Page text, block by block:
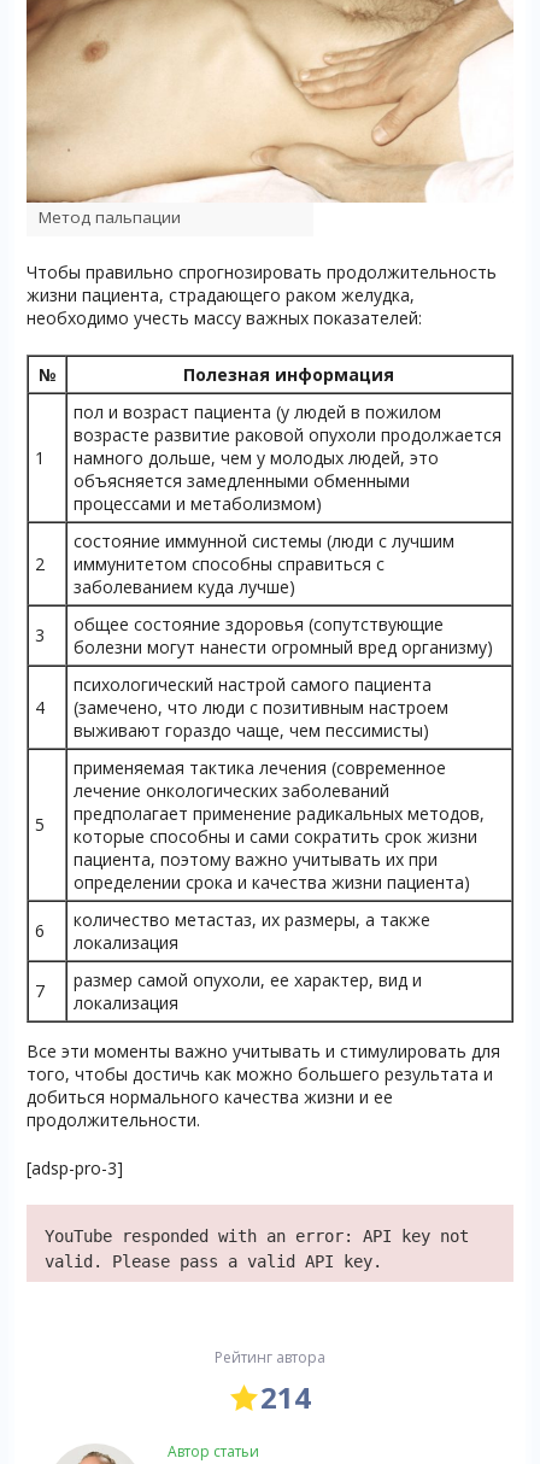
Метод пальпации
Чтобы правильно спрогнозировать продолжительность
жизни пациента, страдающего раком желудка,
необходимо учесть массу важных показателей:
№ Полезная информация
1
пол и возраст пациента (у людей в пожилом
возрасте развитие раковой опухоли продолжается
намного дольше, чем у молодых людей, это
объясняется замедленными обменными
процессами и метаболизмом)
2
состояние иммунной системы (люди с лучшим
иммунитетом способны справиться с
заболеванием куда лучше)
3
общее состояние здоровья (сопутствующие
болезни могут нанести огромный вред организму)
4
психологический настрой самого пациента
(замечено, что люди с позитивным настроем
выживают гораздо чаще, чем пессимисты)
5
применяемая тактика лечения (современное
лечение онкологических заболеваний
предполагает применение радикальных методов,
которые способны и сами сократить срок жизни
пациента, поэтому важно учитывать их при
определении срока и качества жизни пациента)
6
количество метастаз, их размеры, а также
локализация
7
размер самой опухоли, ее характер, вид и
локализация
Все эти моменты важно учитывать и стимулировать для
того, чтобы достичь как можно большего результата и
добиться нормального качества жизни и ее
продолжительности.
[adsp-pro-3]
YouTube responded with an error: API key not
valid. Please pass a valid API key.
Рейтинг автора
214
Автор статьи